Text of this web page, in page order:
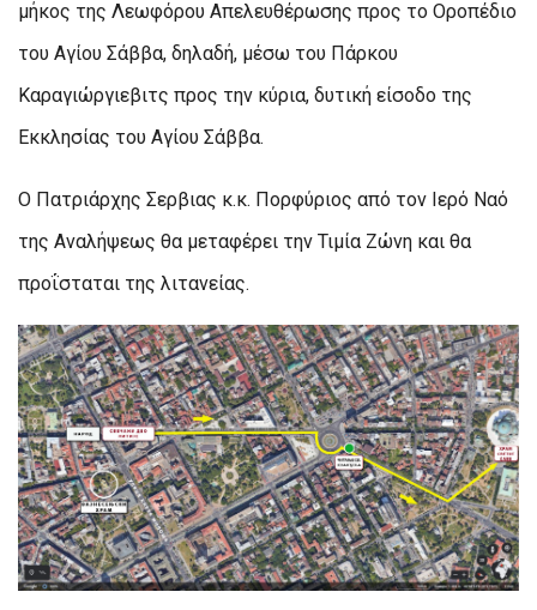
μήκος της Λεωφόρου Απελευθέρωσης προς το Οροπέδιο
του Αγίου Σάββα, δηλαδή, μέσω του Πάρκου
Καραγιώργιεβιτς προς την κύρια, δυτική είσοδο της
Εκκλησίας του Αγίου Σάββα.
Ο Πατριάρχης Σερβιας κ.κ. Πορφύριος από τον Ιερό Ναό
της Αναλήψεως θα μεταφέρει την Τιμία Ζώνη και θα
προΐσταται της λιτανείας.